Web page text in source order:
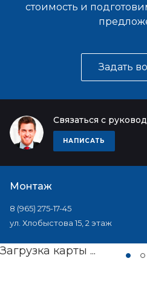
стоимость и
Задать
Связаться с
НАПИСАТЬ
Монтаж
8 (965) 275-17-45
ул. Хлобыстова 15, 2 этаж
Загрузка карты ...